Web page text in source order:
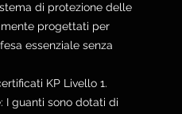
di protezione delle
progettati per
essenziale senza
KP Livello 1.
I guanti sono dotati di